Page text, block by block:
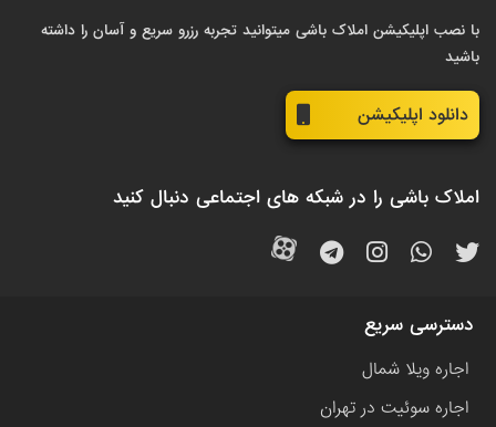
با نصب اپلیکیشن املاک باشی میتوانید تجربه رزرو سریع و آسان را داشته
باشید
دانلود اپلیکیشن
املاک باشی را در شبکه های اجتماعی دنبال کنید
دسترسی سریع
اجاره ویلا شمال
اجاره سوئیت در تهران